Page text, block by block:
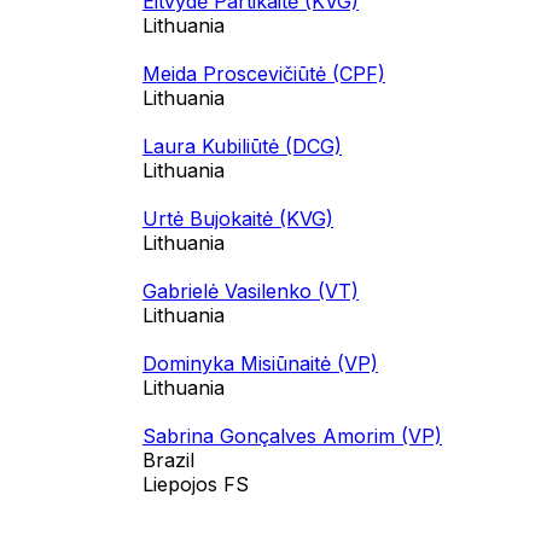
Lithuania
Meida Proscevičiūtė (CPF)
Lithuania
Laura Kubiliūtė (DCG)
Lithuania
Urtė Bujokaitė (KVG)
Lithuania
Gabrielė Vasilenko (VT)
Lithuania
Dominyka Misiūnaitė (VP)
Lithuania
Sabrina Gonçalves Amorim (VP)
Brazil
Liepojos FS